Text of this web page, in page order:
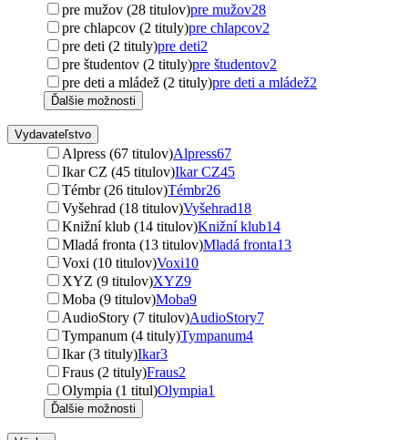
pre mužov (28 titulov)pre mužov28
pre chlapcov (2 tituly)pre chlapcov2
pre deti (2 tituly)pre deti2
pre študentov (2 tituly)pre študentov2
pre deti a mládež (2 tituly)pre deti a mládež2
Ďalšie možnosti
Vydavateľstvo
Alpress (67 titulov)Alpress67
Ikar CZ (45 titulov)Ikar CZ45
Témbr (26 titulov)Témbr26
Vyšehrad (18 titulov)Vyšehrad18
Knižní klub (14 titulov)Knižní klub14
Mladá fronta (13 titulov)Mladá fronta13
Voxi (10 titulov)Voxi10
XYZ (9 titulov)XYZ9
Moba (9 titulov)Moba9
AudioStory (7 titulov)AudioStory7
Tympanum (4 tituly)Tympanum4
Ikar (3 tituly)Ikar3
Fraus (2 tituly)Fraus2
Olympia (1 titul)Olympia1
Ďalšie možnosti